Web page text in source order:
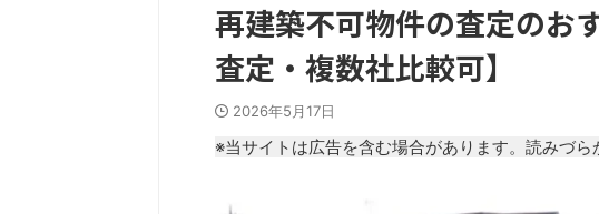
再建築不可物件の査定のお
査定・複数社比較可】
2026年5月17日
※当サイトは広告を含む場合があります。読みづ